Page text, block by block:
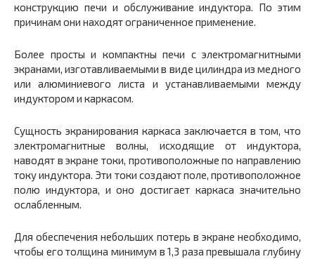
конструкцию печи и обслуживание индуктора. По этим
причинам они находят ограниченное применение.
Более просты и компактны печи с электромагнитными
экранами, изготавливаемыми в виде цилиндра из медного
или алюминиевого листа и устанавливаемыми между
индуктором и каркасом.
Сущность экранирования каркаса заключается в том, что
электромагнитные волны, исходящие от индуктора,
наводят в экране токи, противоположные по направлению
току индуктора. Эти токи создают поле, противоположное
полю индуктора, и оно достигает каркаса значительно
ослабленным.
Для обеспечения небольших потерь в экране необходимо,
чтобы его толщина минимум в 1,3 раза превышала глубину